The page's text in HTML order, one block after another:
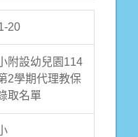
20
附設幼兒園114
2學期代理教保
取名單